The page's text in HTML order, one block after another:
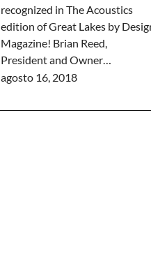
recognized in The Acoustics
edition of Great Lakes by
Magazine! Brian Reed,
President and Owner…
agosto 16, 2018